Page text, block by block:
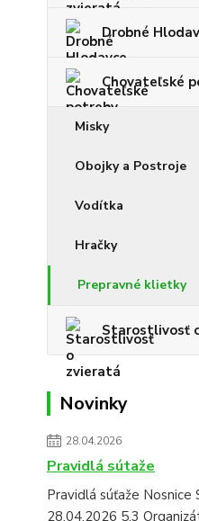
Drobné
Chovateľské
Misky
Obojky a Postroje
Vodítka
Hračky
Prepravné klietky
Starostlivosť
Novinky
28.04.2026
Pravidlá sútaže
Pravidlá súťaže Nosnice
28.04.2026 5.3